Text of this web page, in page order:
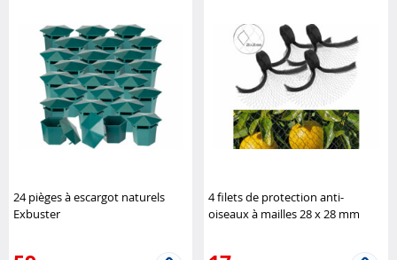
24 pièges à escargot naturels
Exbuster
4 filets de protection anti-
oiseaux à mailles 28 x 28 mm